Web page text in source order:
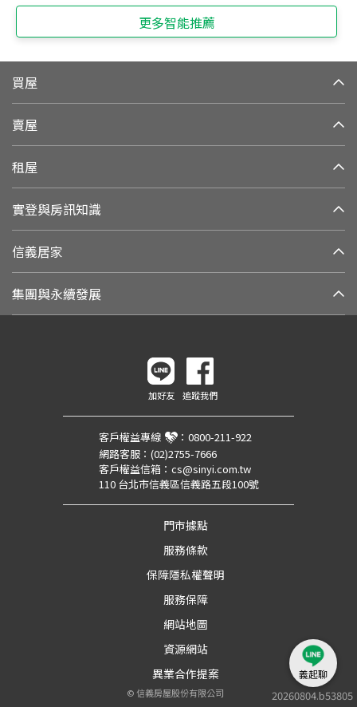
更多智能推薦
買屋
賣屋
租屋
實登與房訊知識
信義居家
集團與永續發展
20260804.b53805
加好友 追蹤我們
客戶權益專線 ： 0800-211-922
網路客服： (02)2755-7666
客戶權益信箱： cs@sinyi.com.tw
110 台北市信義區信義路五段100號
門市據點
服務條款
保障隱私權聲明
服務保障
網站地圖
資源網站
異業合作提案
©信義房屋股份有限公司
義起聊